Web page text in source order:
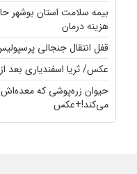
بیمه سلامت استان بوشهر
هزینه‌ درمان
قفل انتقال جنجالی
عکس/ ثریا اسفندیاری بعد از
حیوان زره‌پوشی که معده‌اش
می‌کند!+عکس